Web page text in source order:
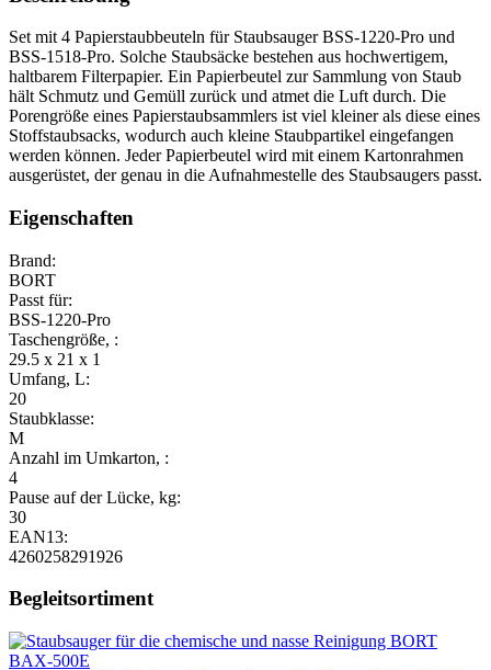
Set mit 4 Papierstaubbeuteln für Staubsauger BSS-1220-Pro und
BSS-1518-Pro. Solche Staubsäcke bestehen aus hochwertigem,
haltbarem Filterpapier. Ein Papierbeutel zur Sammlung von Staub
hält Schmutz und Gemüll zurück und atmet die Luft durch. Die
Porengröße eines Papierstaubsammlers ist viel kleiner als diese eines
Stoffstaubsacks, wodurch auch kleine Staubpartikel eingefangen
werden können. Jeder Papierbeutel wird mit einem Kartonrahmen
ausgerüstet, der genau in die Aufnahmestelle des Staubsaugers passt.
Eigenschaften
Brand:
BORT
Passt für:
BSS-1220-Pro
Taschengröße, :
29.5 x 21 x 1
Umfang, L:
20
Staubklasse:
M
Anzahl im Umkarton, :
4
Pause auf der Lücke, kg:
30
EAN13:
4260258291926
Begleitsortiment